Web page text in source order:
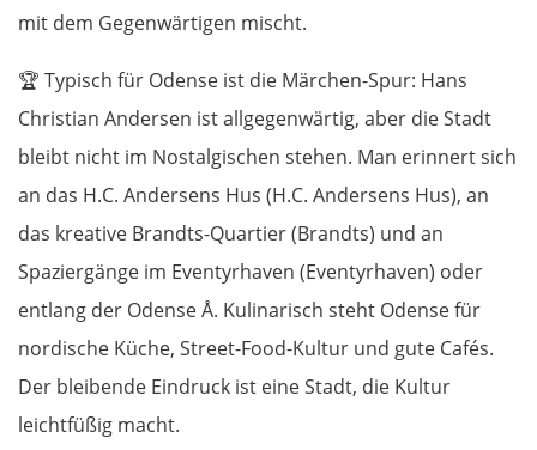
mit dem Gegenwärtigen mischt.
🏆 Typisch für Odense ist die Märchen-Spur: Hans
Christian Andersen ist allgegenwärtig, aber die Stadt
bleibt nicht im Nostalgischen stehen. Man erinnert sich
an das H.C. Andersens Hus (H.C. Andersens Hus), an
das kreative Brandts-Quartier (Brandts) und an
Spaziergänge im Eventyrhaven (Eventyrhaven) oder
entlang der Odense Å. Kulinarisch steht Odense für
nordische Küche, Street-Food-Kultur und gute Cafés.
Der bleibende Eindruck ist eine Stadt, die Kultur
leichtfüßig macht.